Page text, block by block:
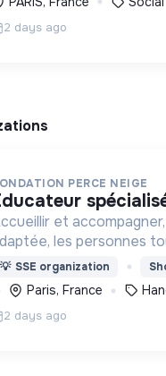
2 days ago
PERCE NEIGE
educateur
et
les personnes
déficience mentale, un
ou psychique
💡 SSE organization
Paris, France
2 days ago